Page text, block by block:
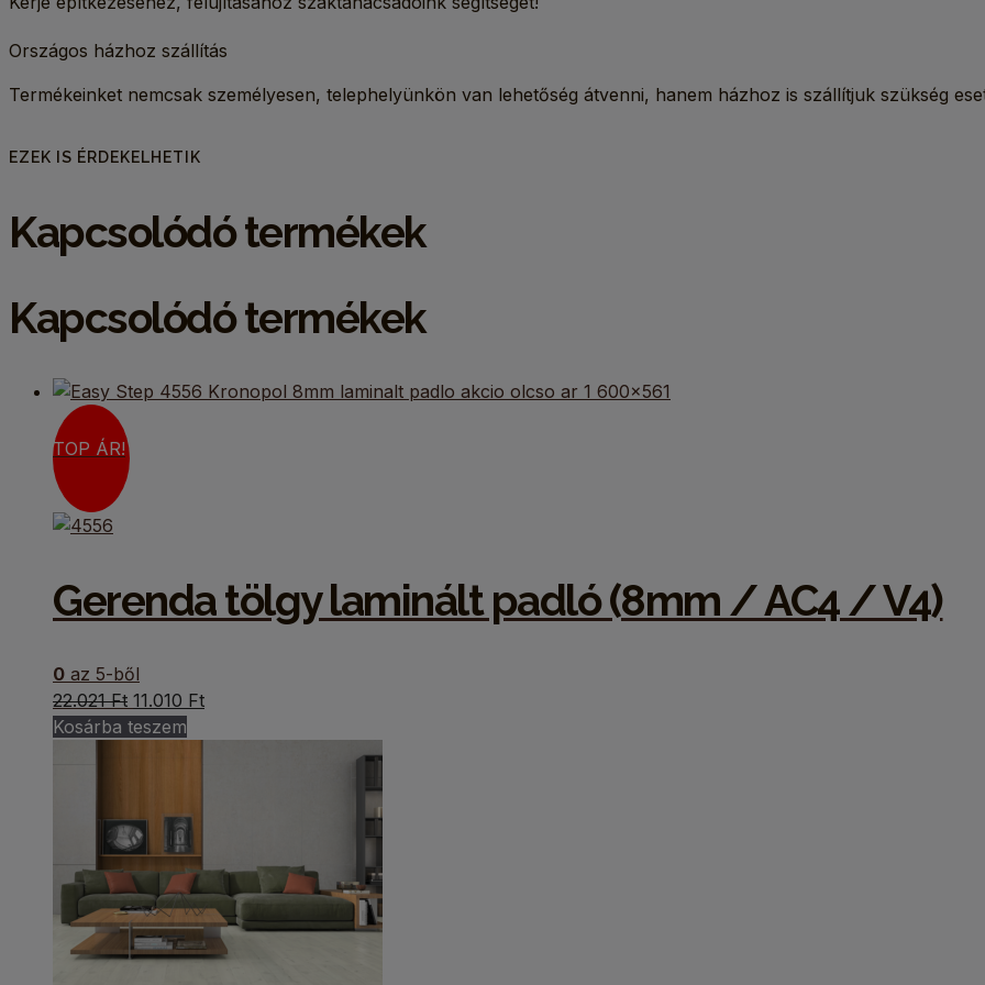
Országos házhoz szállítás
Termékeinket nemcsak személyesen, telephelyünkön van lehetőség átvenni, hanem házhoz is szállítjuk szükség
EZEK IS ÉRDEKELHETIK
Kapcsolódó termékek
Kapcsolódó termékek
TOP ÁR!
Gerenda tölgy laminált padló (8mm / AC4 / V4)
0 az 5-ből
22.021Ft Original
price
11.010 FtCurrent
Kosárba teszem